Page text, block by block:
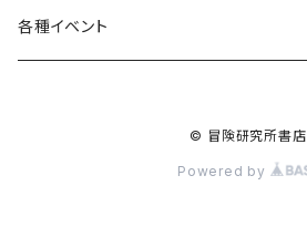
各種イベント
© 冒険研究所書店
Powered by